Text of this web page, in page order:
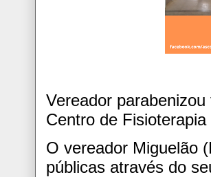
Vereador
Centro de
O vereador Miguelão
públicas através do